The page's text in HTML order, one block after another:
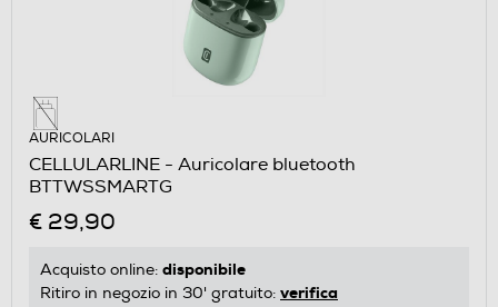
AURICOLARI
CELLULARLINE - Auricolare bluetooth
BTTWSSMARTG
€ 29,90
Acquisto online: disponibile
Ritiro in negozio in 30' gratuito: verifica